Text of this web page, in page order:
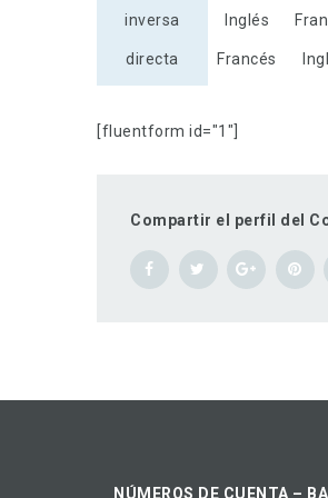
inversa Inglés
directa Francés
[fluentform id="1"]
Compartir el perfil del
NÚMEROS DE CUENTA –